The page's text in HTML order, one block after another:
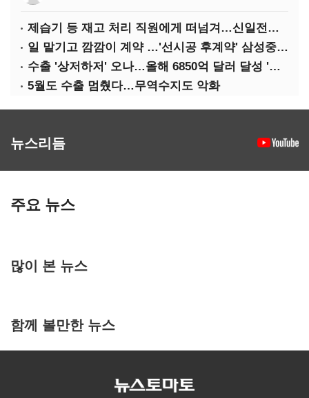
제습기 등 재고 처리 직원에게 떠넘겨…신일전자 '과징금 처벌'
일 맡기고 깜깜이 계약 …'선시공 후계약' 삼성중공업 덜미
수출 '상저하저' 오나…올해 6850억 달러 달성 '빨간불'
5월도 수출 멈췄다…무역수지도 악화
뉴스리듬
주요 뉴스
많이 본 뉴스
함께 볼만한 뉴스